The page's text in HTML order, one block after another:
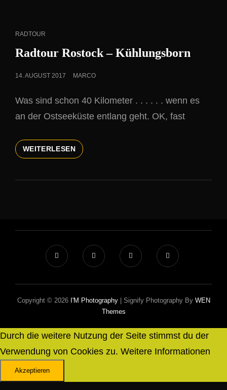
CAT
LINKS
RADTOUR
Radtour Rostock – Kühlungsborn
POSTED
14. AUGUST 2017 MARCO
Was sind schon 40 Kilometer . . . . . . wenn es
an der Ostseeküste entlang geht. OK, fast
WEITERLESENRADTOUR
ROSTOCK
KÜHLUNGSBORN
Copyright © 2026 I'M Photography Signify Photography By WEN
Themes
Durch die weitere Nutzung der Seite stimmst du der
Verwendung von Cookies zu. Weitere Informationen
Akzeptieren